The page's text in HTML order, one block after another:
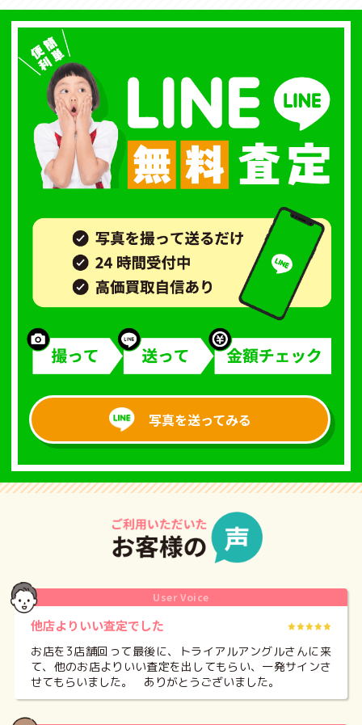
写真を送ってみる
User Voice
他店よりいい査定でした
お店を3店舗回って最後に、トライアルアングルさんに来
て、他のお店よりいい査定を出してもらい、一発サインさ
せてもらいました。
ありがとうございました。